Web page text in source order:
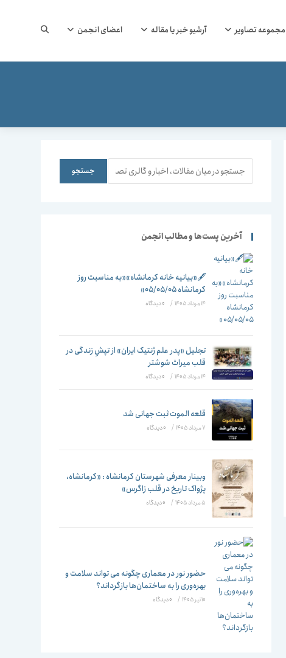
مجموعه تصاویر آرشیو خبر یا مقاله اعضای انجمن جستجوی
جستجو جستجو
آخرین پست‌ها و مطالب انجمن
🖋️«بیانیه خانه کرمانشاه»«به مناسبت روز
کرمانشاه ۰۵/۰۵/۰۵»
14 مرداد 1405 / ۰ دیدگاه
تجلیل «پدر علم ژنتیک ایران» از تپشِ زندگی در
قلب میراث شوشتر
14 مرداد 1405 / ۰ دیدگاه
قلعه الموت ثبت جهانی شد
7 مرداد 1405 / ۰ دیدگاه
وبینار معرفی شهرستان کرمانشاه : «کرمانشاه،
پژواک تاریخ در قلب زاگرس»
5 مرداد 1405 / ۰ دیدگاه
حضور نور در معماری چگونه می تواند سلامت و
بهره‌وری را به ساختمان‌ها بازگرداند؟
10 تیر 1405 / ۰ دیدگاه